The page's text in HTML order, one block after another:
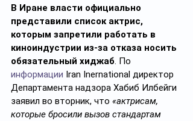
В Иране власти официально
представили список актрис,
которым запретили работать в
киноиндустрии из-за отказа носить
обязательный хиджаб. По
информации Iran Inernational директор
Департамента надзора Хабиб Илбейги
заявил во вторник, что «актрисам,
которые бросили вызов стандартам